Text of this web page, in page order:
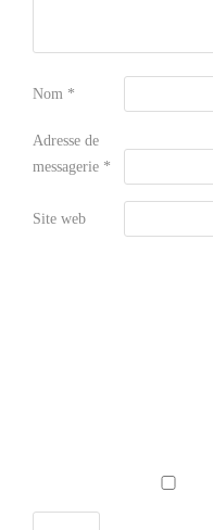
Nom *
Adresse de
messagerie *
Site web